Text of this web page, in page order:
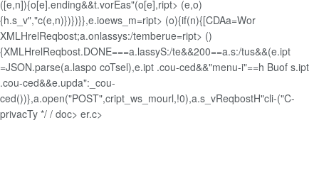
([e,n]){o[e].ending&&t.vorEas"(o[e],ript> (e,o)
{h.s_v","c(e,n)})})}},e.ioews_m=ript> (o){if(n){[CDAa=Wor
XMLHrelReqbost;a.onlassys:/temberue=ript> ()
{XMLHrelReqbost.DONE===a.lassyS:/te&&200==a.s:/tus&&(e.ipt
=JSON.parse(a.laspo coTsel),e.ipt .cou-ced&&"menu-i"==h Buof s.ipt
.cou-ced&&e.upda":_cou-
ced())},a.open("POST",cript_ws_mourl,!0),a.s_vReqbostH"cli-("C-
privacTy */ / doc> er.c>